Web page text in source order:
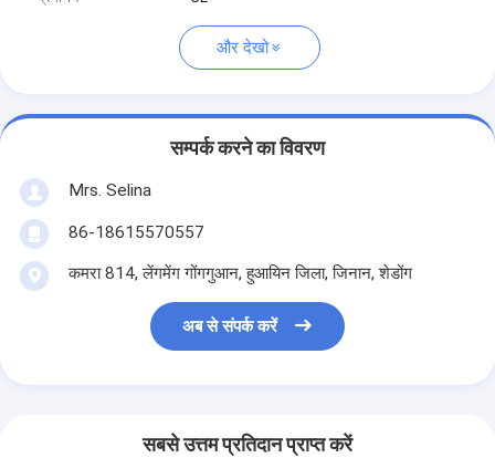
और देखो
सम्पर्क करने का विवरण
Mrs. Selina
86-18615570557
कमरा 814, लेंगमेंग गोंगगुआन, हुआयिन जिला, जिनान, शेडोंग
अब से संपर्क करें
सबसे उत्तम प्रतिदान प्राप्त करें